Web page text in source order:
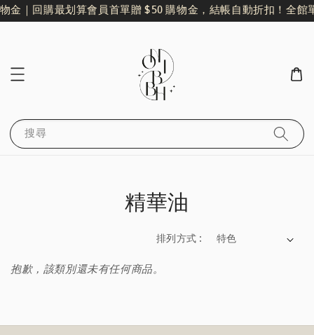
金｜回購最划算會員首單贈 $50 購物金，結帳自動折扣！ 全館
搜尋
精華油
排列方式 :
抱歉，該類別還未有任何商品。